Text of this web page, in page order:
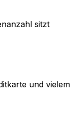
sitzt
und vielem